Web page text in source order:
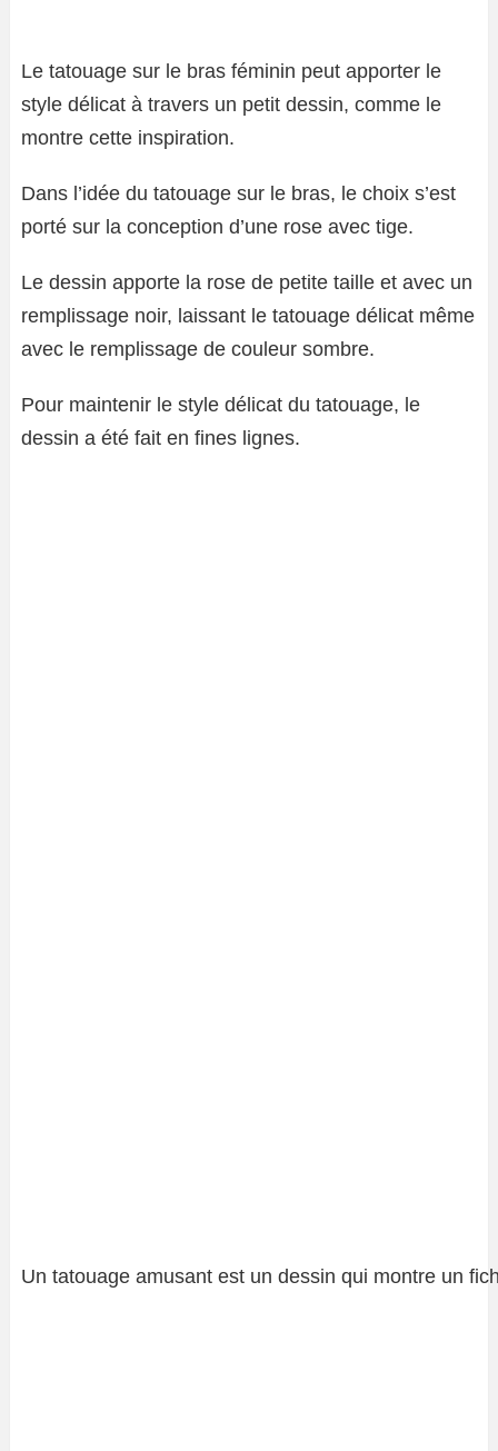
Le tatouage sur le bras féminin peut apporter le
style délicat à travers un petit dessin, comme le
montre cette inspiration.
Dans l’idée du tatouage sur le bras, le choix s’est
porté sur la conception d’une rose avec tige.
Le dessin apporte la rose de petite taille et avec un
remplissage noir, laissant le tatouage délicat même
avec le remplissage de couleur sombre.
Pour maintenir le style délicat du tatouage, le
dessin a été fait en fines lignes.
Un tatouage amusant est un dessin qui montre un